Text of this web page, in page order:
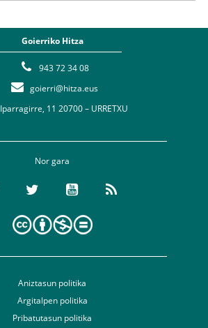
Goierriko Hitza
943 72 34 08
goierri@hitza.eus
Iparragirre, 11 20700 – URRETXU
Nor gara
Aniztasun politika
Argitalpen politika
Pribatutasun politika